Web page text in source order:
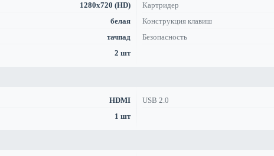
1280x720 (HD) Картридер
белая Конструкция клавиш
тачпад Безопасность
2 шт
HDMI USB 2.0
1 шт